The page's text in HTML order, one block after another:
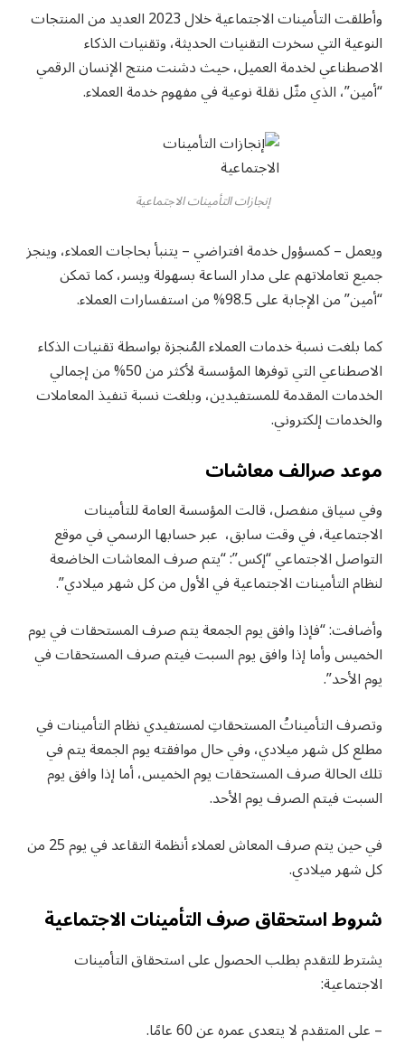
وأطلقت التأمينات الاجتماعية خلال 2023 العديد من المنتجات
النوعية التي سخرت التقنيات الحديثة، وتقنيات الذكاء
الاصطناعي لخدمة العميل، حيث دشنت منتج الإنسان الرقمي
“أمين”، الذي مثّل نقلة نوعية في مفهوم خدمة العملاء.
إنجازات التأمينات الاجتماعية
ويعمل – كمسؤول خدمة افتراضي – يتنبأ بحاجات العملاء، وينجز
جميع تعاملاتهم على مدار الساعة بسهولة ويسر، كما تمكن
“أمين” من الإجابة على 98.5% من استفسارات العملاء.
كما بلغت نسبة خدمات العملاء المُنجزة بواسطة تقنيات الذكاء
الاصطناعي التي توفرها المؤسسة لأكثر من 50% من إجمالي
الخدمات المقدمة للمستفيدين، وبلغت نسبة تنفيذ المعاملات
والخدمات إلكتروني.
موعد صرالف معاشات
وفي سياق منفصل، قالت المؤسسة العامة للتأمينات
الاجتماعية، في وقت سابق، عبر حسابها الرسمي في موقع
التواصل الاجتماعي “إكس”: “يتم صرف المعاشات الخاضعة
لنظام التأمينات الاجتماعية في الأول من كل شهر ميلادي”.
وأضافت: “فإذا وافق يوم الجمعة يتم صرف المستحقات في يوم
الخميس وأما إذا وافق يوم السبت فيتم صرف المستحقات في
يوم الأحد”.
وتصرف التأميناتُ المستحقاتِ لمستفيدي نظام التأمينات في
مطلع كل شهر ميلادي، وفي حال موافقته يوم الجمعة يتم في
تلك الحالة صرف المستحقات يوم الخميس، أما إذا وافق يوم
السبت فيتم الصرف يوم الأحد.
في حين يتم صرف المعاش لعملاء أنظمة التقاعد في يوم 25 من
كل شهر ميلادي.
شروط استحقاق صرف التأمينات الاجتماعية
يشترط للتقدم بطلب الحصول على استحقاق التأمينات
الاجتماعية:
– على المتقدم لا يتعدى عمره عن 60 عامًا.